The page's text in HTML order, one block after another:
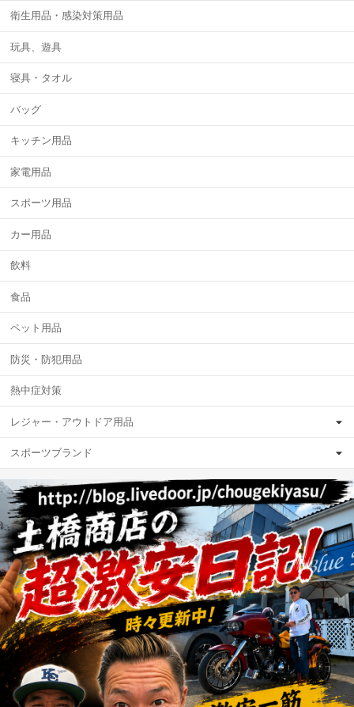
衛生用品・感染対策用品
玩具、遊具
寝具・タオル
バッグ
キッチン用品
家電用品
スポーツ用品
カー用品
飲料
食品
ペット用品
防災・防犯用品
熱中症対策
レジャー・アウトドア用品
スポーツブランド